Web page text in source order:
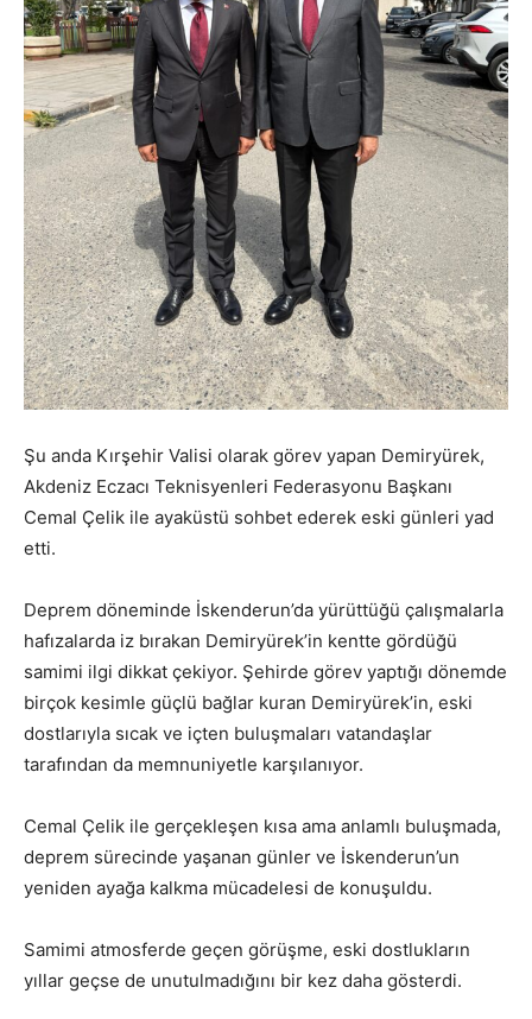
Şu anda Kırşehir Valisi olarak görev yapan Demiryürek,
Akdeniz Eczacı Teknisyenleri Federasyonu Başkanı
Cemal Çelik ile ayaküstü sohbet ederek eski günleri yad
etti.
Deprem döneminde İskenderun’da yürüttüğü çalışmalarla
hafızalarda iz bırakan Demiryürek’in kentte gördüğü
samimi ilgi dikkat çekiyor. Şehirde görev yaptığı dönemde
birçok kesimle güçlü bağlar kuran Demiryürek’in, eski
dostlarıyla sıcak ve içten buluşmaları vatandaşlar
tarafından da memnuniyetle karşılanıyor.
Cemal Çelik ile gerçekleşen kısa ama anlamlı buluşmada,
deprem sürecinde yaşanan günler ve İskenderun’un
yeniden ayağa kalkma mücadelesi de konuşuldu.
Samimi atmosferde geçen görüşme, eski dostlukların
yıllar geçse de unutulmadığını bir kez daha gösterdi.